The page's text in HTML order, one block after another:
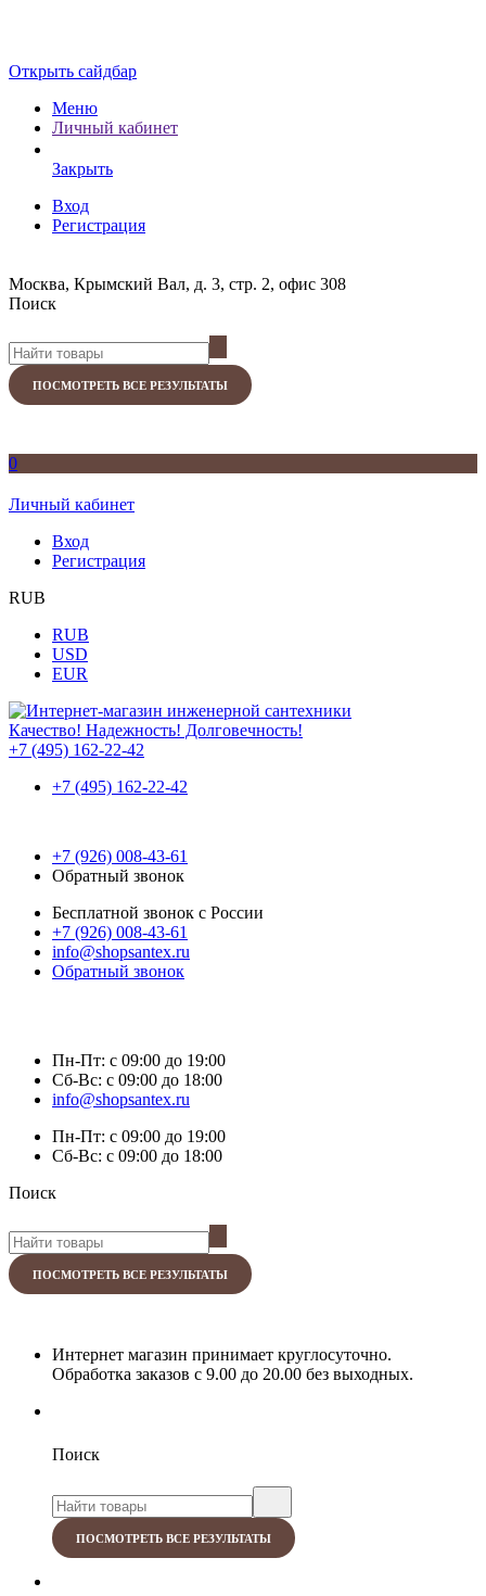
Открыть сайдбар
Меню
Личный кабинет
Закрыть
Вход
Регистрация
Москва, Крымский Вал, д. 3, стр. 2, офис 308
Поиск
ПОСМОТРЕТЬ ВСЕ РЕЗУЛЬТАТЫ
0
Личный кабинет
Вход
Регистрация
RUB
RUB
USD
EUR
Качество! Надежность! Долговечность!
+7 (495) 162-22-42
+7 (495) 162-22-42
+7 (926) 008-43-61
Обратный звонок
Бесплатной звонок с России
+7 (926) 008-43-61
info@shopsantex.ru
Обратный звонок
Пн-Пт: с 09:00 до 19:00
Сб-Вс: с 09:00 до 18:00
info@shopsantex.ru
Пн-Пт: с 09:00 до 19:00
Сб-Вс: с 09:00 до 18:00
Поиск
ПОСМОТРЕТЬ ВСЕ РЕЗУЛЬТАТЫ
Интернет магазин принимает круглосуточно.
Обработка заказов с 9.00 до 20.00 без выходных.
Поиск
ПОСМОТРЕТЬ ВСЕ РЕЗУЛЬТАТЫ